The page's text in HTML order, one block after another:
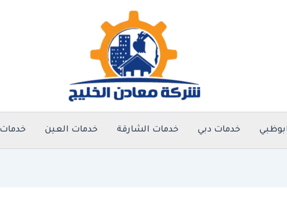
خدمات دبي خدمات الشارقة خدمات العين